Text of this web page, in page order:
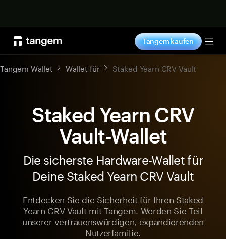
Tangem kaufen
Tangem Wallet Wallet für Staked Yearn CRV Vault
Staked Yearn CRV
Vault-Wallet
Die sicherste Hardware-Wallet für
Deine Staked Yearn CRV Vault
Entdecken Sie die Sicherheit für Ihren Staked
Yearn CRV Vault mit Tangem. Werden Sie Teil
unserer vertrauenswürdigen, expandierenden
Nutzerfamilie.